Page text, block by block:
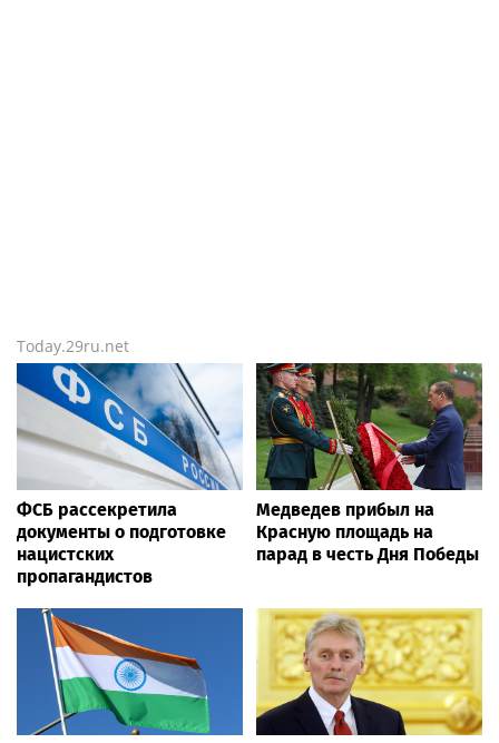
Today.29ru.net
ФСБ рассекретила
документы о подготовке
нацистских
пропагандистов
Медведев прибыл на
Красную площадь на
парад в честь Дня Победы